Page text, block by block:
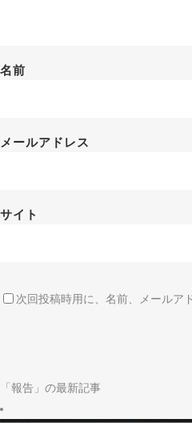
名前
メールアドレス
サイト
次回投稿時用に、名前、メールア
「報告」の最新記事